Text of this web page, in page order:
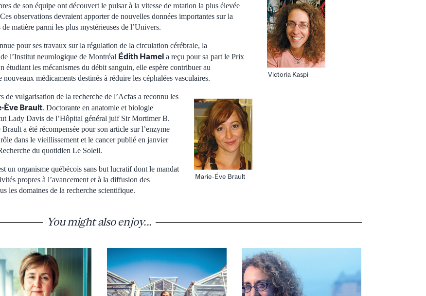
Victoria Kaspi
de son équipe ont découvert le pulsar à la vitesse de rotation la plus élevée
observations devraient apporter de nouvelles données importantes sur la
matière parmi les plus mystérieuses de l’Univers.
pour ses travaux sur la régulation de la circulation cérébrale, la
l’Institut neurologique de Montréal Édith Hamel a reçu pour sa part le Prix
étudiant les mécanismes du débit sanguin, elle espère contribuer au
nouveaux médicaments destinés à réduire les céphalées vasculaires.
Marie-Éve Brault
de vulgarisation de la recherche de l’Acfas a reconnu les
Ève Brault. Doctorante en anatomie et biologie
Lady Davis de l’Hôpital général juif Sir Mortimer B.
a été récompensée pour son article sur l’enzyme
dans le vieillissement et le cancer publié en janvier
du quotidien Le Soleil.
un organisme québécois sans but lucratif dont le mandat
propres à l’avancement et à la diffusion des
les domaines de la recherche scientifique.
You might also enjoy...